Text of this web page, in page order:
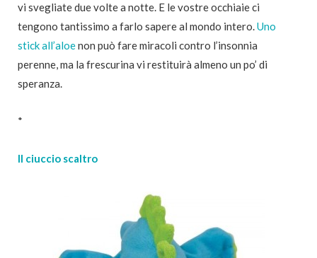
vi svegliate due volte a notte. E le vostre occhiaie ci
tengono tantissimo a farlo sapere al mondo intero.Uno
stick all’aloenon può fare miracoli contro l’insonnia
perenne, ma la frescurina vi restituirà almeno un po’ di
speranza.
*
Il ciuccio scaltro